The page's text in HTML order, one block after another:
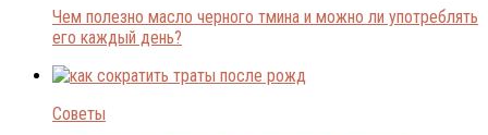
Чем полезно масло черного тмина и можно ли употреблять
его каждый день?
Советы